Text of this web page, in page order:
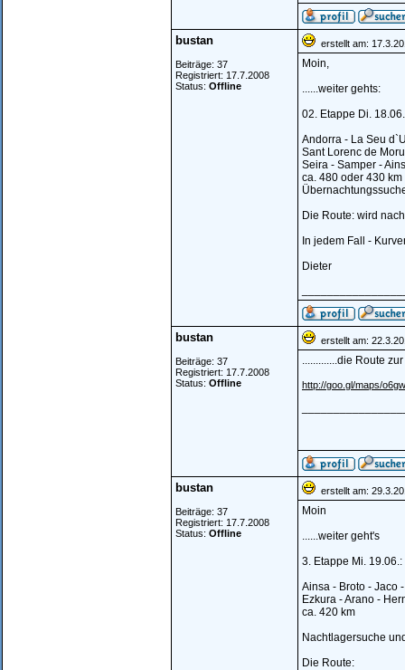
bustan
Beiträge: 37
Registriert: 17.7.2008
Status: Offline
erstellt am:
Moin,
......weiter gehts:
02. Etappe Di. 18.06.
Andorra - La Seu
Sant Lorenc de
Seira - Samper -
ca. 480 oder 430 km
Die Route: wird
In jedem Fall -
Dieter
bustan
Beiträge: 37
Registriert: 17.7.2008
Status: Offline
erstellt am:
.............die Route
http://goo.gl/maps/
bustan
Beiträge: 37
Registriert: 17.7.2008
Status: Offline
erstellt am:
Moin
......weiter geht's
3. Etappe Mi. 19.06.:
Ainsa - Broto - Jaco
Ezkura - Arano -
ca. 420 km
Nachtlagersuche
Die Route: